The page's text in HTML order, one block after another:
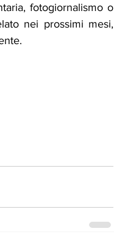
fotogiornalismo o
nei prossimi mesi,